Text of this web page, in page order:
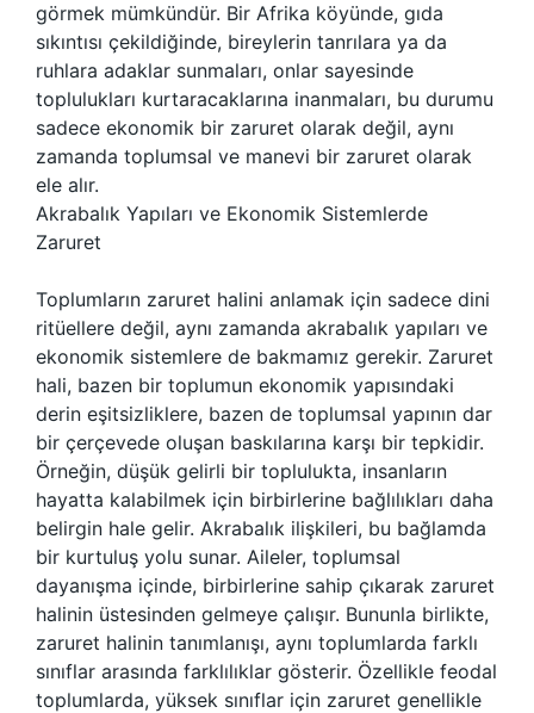
görmek mümkündür. Bir Afrika köyünde, gıda
sıkıntısı çekildiğinde, bireylerin tanrılara ya da
ruhlara adaklar sunmaları, onlar sayesinde
toplulukları kurtaracaklarına inanmaları, bu durumu
sadece ekonomik bir zaruret olarak değil, aynı
zamanda toplumsal ve manevi bir zaruret olarak
ele alır.
Akrabalık Yapıları ve Ekonomik Sistemlerde
Zaruret
Toplumların zaruret halini anlamak için sadece dini
ritüellere değil, aynı zamanda akrabalık yapıları ve
ekonomik sistemlere de bakmamız gerekir. Zaruret
hali, bazen bir toplumun ekonomik yapısındaki
derin eşitsizliklere, bazen de toplumsal yapının dar
bir çerçevede oluşan baskılarına karşı bir tepkidir.
Örneğin, düşük gelirli bir toplulukta, insanların
hayatta kalabilmek için birbirlerine bağlılıkları daha
belirgin hale gelir. Akrabalık ilişkileri, bu bağlamda
bir kurtuluş yolu sunar. Aileler, toplumsal
dayanışma içinde, birbirlerine sahip çıkarak zaruret
halinin üstesinden gelmeye çalışır. Bununla birlikte,
zaruret halinin tanımlanışı, aynı toplumlarda farklı
sınıflar arasında farklılıklar gösterir. Özellikle feodal
toplumlarda, yüksek sınıflar için zaruret genellikle